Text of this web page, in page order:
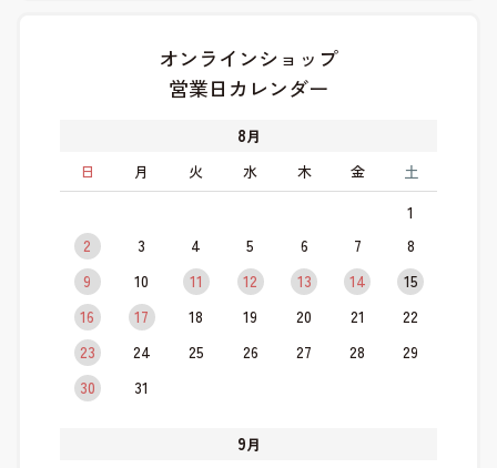
オンラインショップ
営業日カレンダー
8月
日
月 火 水 木 金 土
1
2
3 4 5 6 7
8
9
10 11 12 13 14
15
16
17 18 19 20 21
22
23
24 25 26 27 28
29
30
31
9月